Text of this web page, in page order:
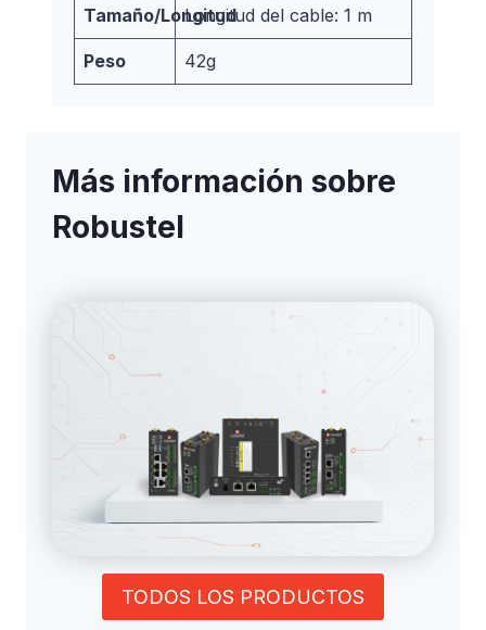
Tamaño/LongitudLongitud del cable: 1 m
Peso 42g
Más información sobre
Robustel
TODOS LOS PRODUCTOS